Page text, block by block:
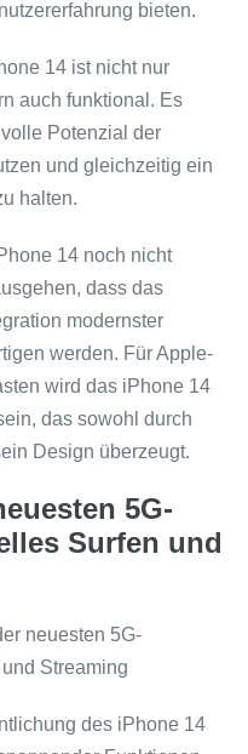
bieten.
14 ist nicht nur
auch funktional. Es
Potenzial der
und gleichzeitig ein
halten.
14 noch nicht
dass das
modernster
werden. Für Apple-
wird das iPhone 14
das sowohl durch
Design überzeugt.
5G-
Surfen und
neuesten 5G-
Streaming
des iPhone 14